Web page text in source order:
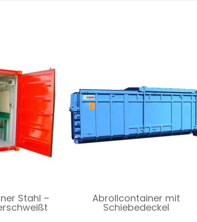
Stahl – Abrollcontainer mit
Schiebedeckel